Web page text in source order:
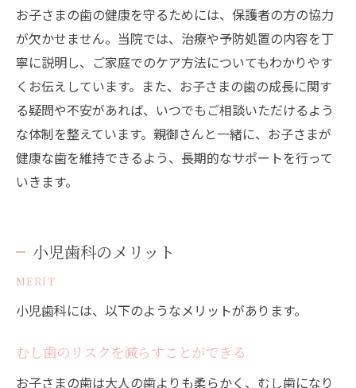
お子さまの歯の健康を守るためには、保護者の方の協力
が欠かせません。当院では、治療や予防処置の内容を丁
寧に説明し、ご家庭でのケア方法についてもわかりやす
くお伝えしています。また、お子さまの歯の成長に関す
る疑問や不安があれば、いつでもご相談いただけるよう
な体制を整えています。親御さんと一緒に、お子さまが
健康な歯を維持できるよう、長期的なサポートを行って
いきます。
小児歯科のメリット
MERIT
小児歯科には、以下のようなメリットがあります。
むし歯のリスクを減らすことができる
お子さまの歯は大人の歯よりも柔らかく、むし歯になり